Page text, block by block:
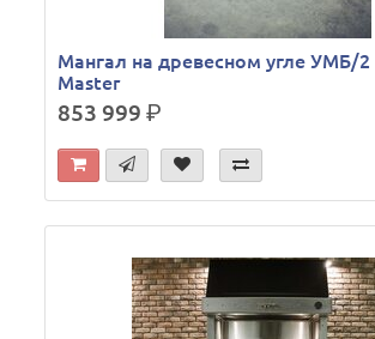
Мангал на древесном угле УМБ/2
Master
853 999р.